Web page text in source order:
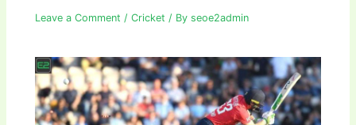
Leave a Comment /Cricket / Byseoe2admin